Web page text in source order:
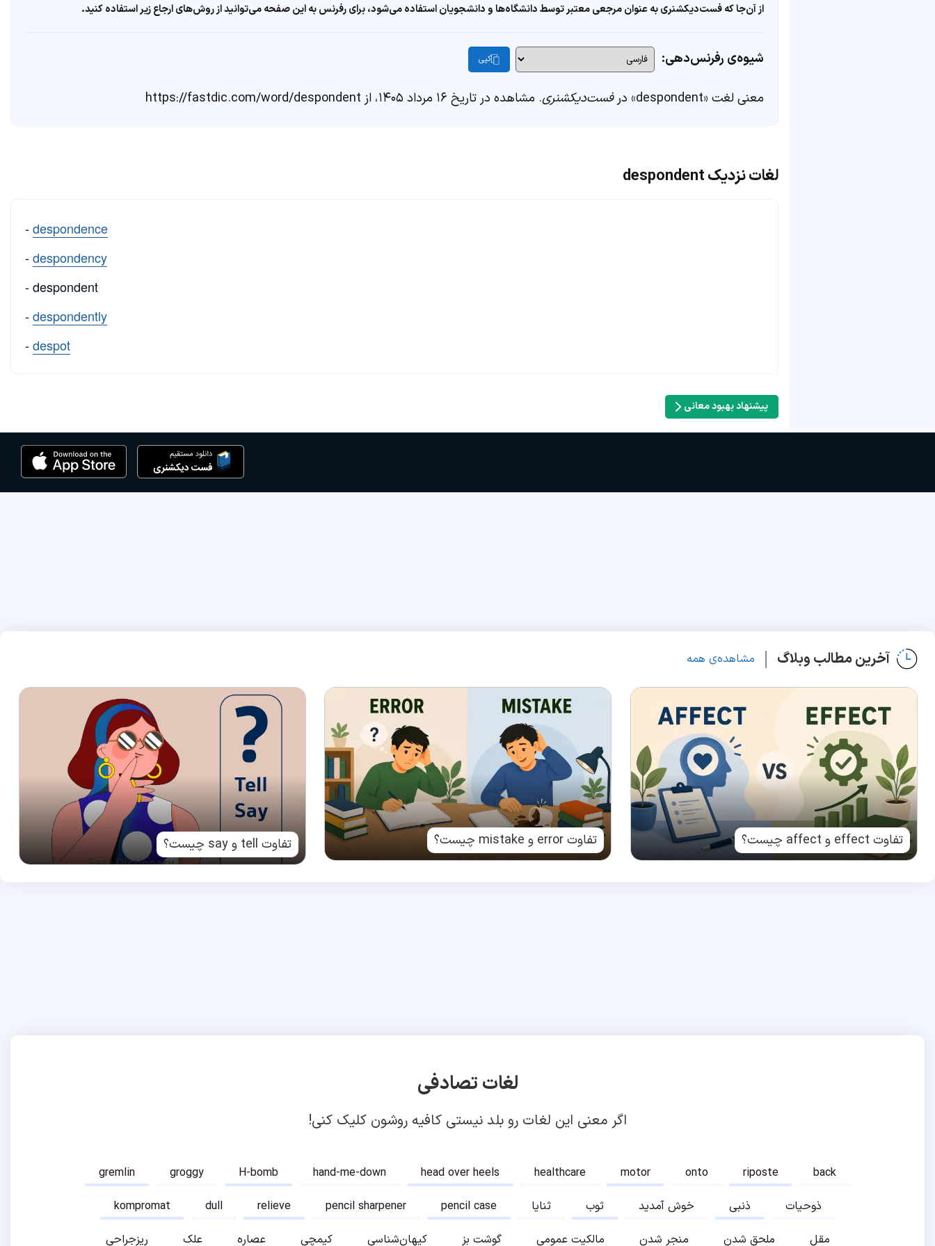
از آن‌جا که فست‌دیکشنری به عنوان مرجعی معتبر توسط دانشگاه‌ها و دانشجویان استفاده می‌شود، برای رفرنس به این صفحه می‌توانید از روش‌های ارجاع زیر استفاده کنید.
شیوه‌ی رفرنس‌دهی: کپی
معنی لغت «despondent» در فست‌دیکشنری. مشاهده در تاریخ ۱۶ مرداد ۱۴۰۵، از https://fastdic.com/word/despondent
لغات نزدیک despondent
-despondence
-despondency
- despondent
-despondently
-despot
پیشنهاد بهبود معانی
آخرین مطالب وبلاگ مشاهده‌ی همه
تفاوت effect و affect چیست؟ تفاوت error و mistake چیست؟ تفاوت tell و say چیست؟
لغات تصادفی
اگر معنی این لغات رو بلد نیستی کافیه روشون کلیک کنی!
gremlin groggy H-bomb hand-me-down head over heels healthcare motor onto riposte
back
kompromat
dull relieve pencil sharpener pencil case ثنایا ثوب خوش آمدید ذنبی
ذوحیات
ریزجراحی
علک عصاره کیمچی کیهان‌شناسی گوشت بز مالکیت عمومی منجر شدن ملحق شدن مقل